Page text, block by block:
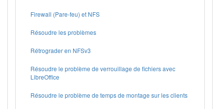
Firewall (Pare-feu) et NFS
Résoudre les problèmes
Rétrograder en NFSv3
Résoudre le problème de verrouillage de fichiers avec
LibreOffice
Résoudre le problème de temps de montage sur les clients